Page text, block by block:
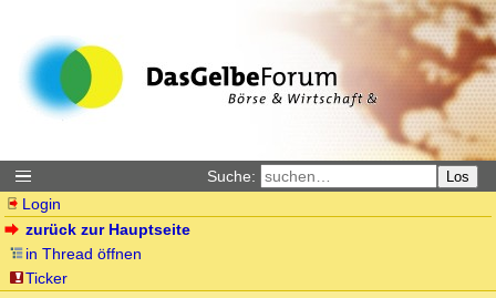
Suche: Los
Login
zurück zur Hauptseite
in Thread öffnen
Ticker